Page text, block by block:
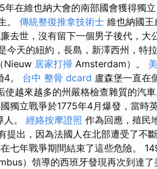
年在維也納大會的南部國會獲得獨
。 傳統整復推拿技術士 維也納國王
去世，沒有留下一個男子後代，大
今天的紐約，長島，新澤西州，特
Nieuw 居家打掃 Amsterdam）。
。 台中 整骨 dcard 盧森堡一直在
使越來越多的州嚴格檢查雜質的汽
獨立戰爭於1775年4月爆發，當時
。 經絡按摩證照 作為回應，殖民
提出，因為法國人在北部遭受了不
七年戰爭期間結束了這些危險。
）領導的西班牙發現再次到達